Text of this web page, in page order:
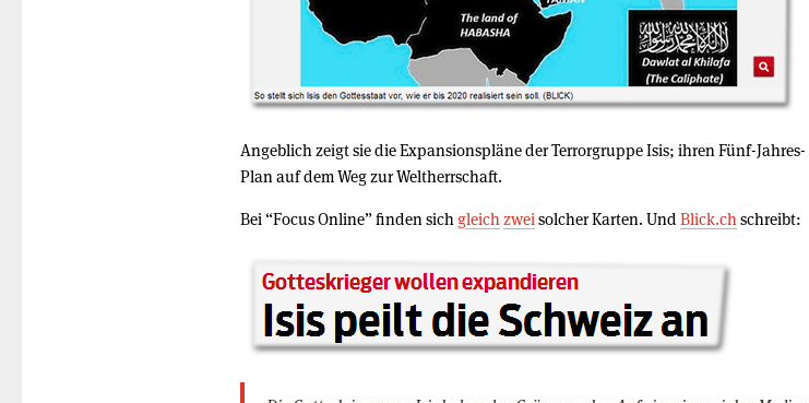
Angeblich zeigt sie die Expansionspläne der Terrorgruppe Isis; ihren Fünf-Jahres-
Plan auf dem Weg zur Weltherrschaft.
Bei “Focus Online” finden sich gleich zwei solcher Karten. Und Blick.ch schreibt: